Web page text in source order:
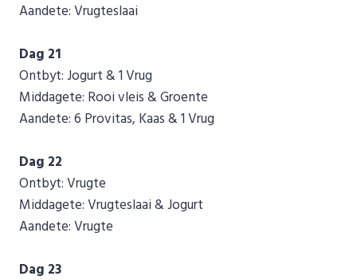
Aandete: Vrugteslaai
Dag 21
Ontbyt: Jogurt & 1 Vrug
Middagete: Rooi vleis & Groente
Aandete: 6 Provitas, Kaas & 1 Vrug
Dag 22
Ontbyt: Vrugte
Middagete: Vrugteslaai & Jogurt
Aandete: Vrugte
Dag 23